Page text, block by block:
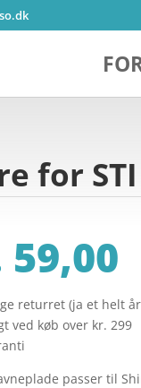
for STI
59,00
returret (ja et helt
ved køb over kr. 299
passer til